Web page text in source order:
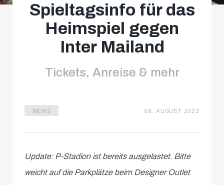
Spieltagsinfo für das
Heimspiel gegen
Inter Mailand
Tickets, Anreise & mehr
NEWS 09. AUGUST 2023
Update: P-Stadion ist bereits ausgelastet. Bitte
weicht auf die Parkplätze beim Designer Outlet